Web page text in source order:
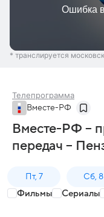
* транслируется
Телепрограмма
Вместе-РФ
Вместе-РФ –
передач –
Пт, 7 Сб, 8
Фильмы Сериалы